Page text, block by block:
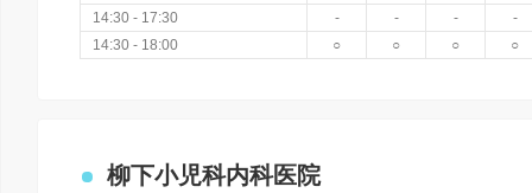
14:30 - 17:30
- - -
-
14:30 - 18:00
○ ○ ○ ○
柳下小児科内科医院